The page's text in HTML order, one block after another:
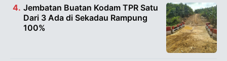
Jembatan Buatan Kodam TPR Satu
Dari 3 Ada di Sekadau Rampung
100%